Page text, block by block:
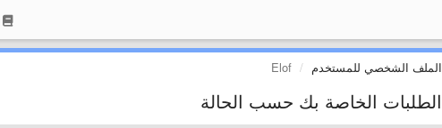
الملف الشخصي للمستخدم Elof
الطلبات الخاصة بك حسب الحالة